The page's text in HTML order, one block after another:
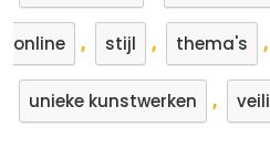
online , stijl , thema's ,
unieke kunstwerken ,